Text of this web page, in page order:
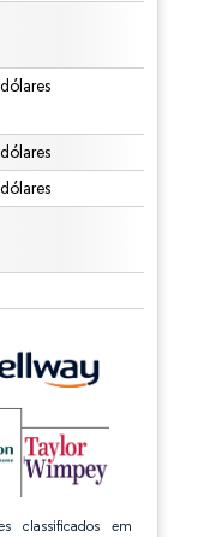
classificados em
CC BY 4.0.